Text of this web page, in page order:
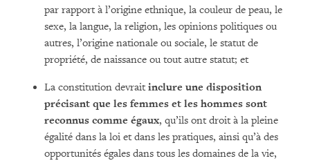
par rapport à l’origine ethnique, la couleur de peau, le
sexe, la langue, la religion, les opinions politiques ou
autres, l’origine nationale ou sociale, le statut de
propriété, de naissance ou tout autre statut; et
La constitution devrait inclure une disposition
précisant que les femmes et les hommes sont
reconnus comme égaux, qu’ils ont droit à la pleine
égalité dans la loi et dans les pratiques, ainsi qu’à des
opportunités égales dans tous les domaines de la vie,